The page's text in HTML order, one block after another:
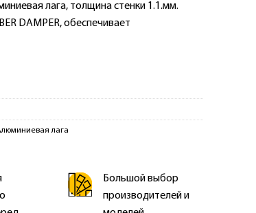
лага, толщина стенки 1.1.мм.
DAMPER, обеспечивает
лага
Большой выбор
производителей и